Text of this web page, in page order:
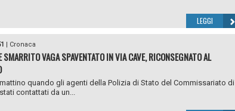
LEGGI
| Cronaca
SMARRITO VAGA SPAVENTATO IN VIA CAVE, RICONSEGNATO AL
quando gli agenti della Polizia di Stato del Commissariato di
contattati da un...